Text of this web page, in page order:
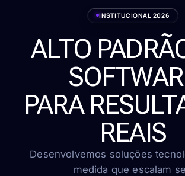
Serviços
Sobre
Clientes
Contato
INSTITUCIONAL 2026
ALTO
PARA
REAIS
Desenvolvemos soluções
medida que escalam